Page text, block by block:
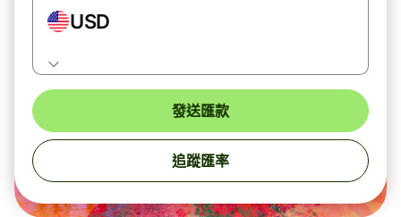
USD
發送匯款
追蹤匯率